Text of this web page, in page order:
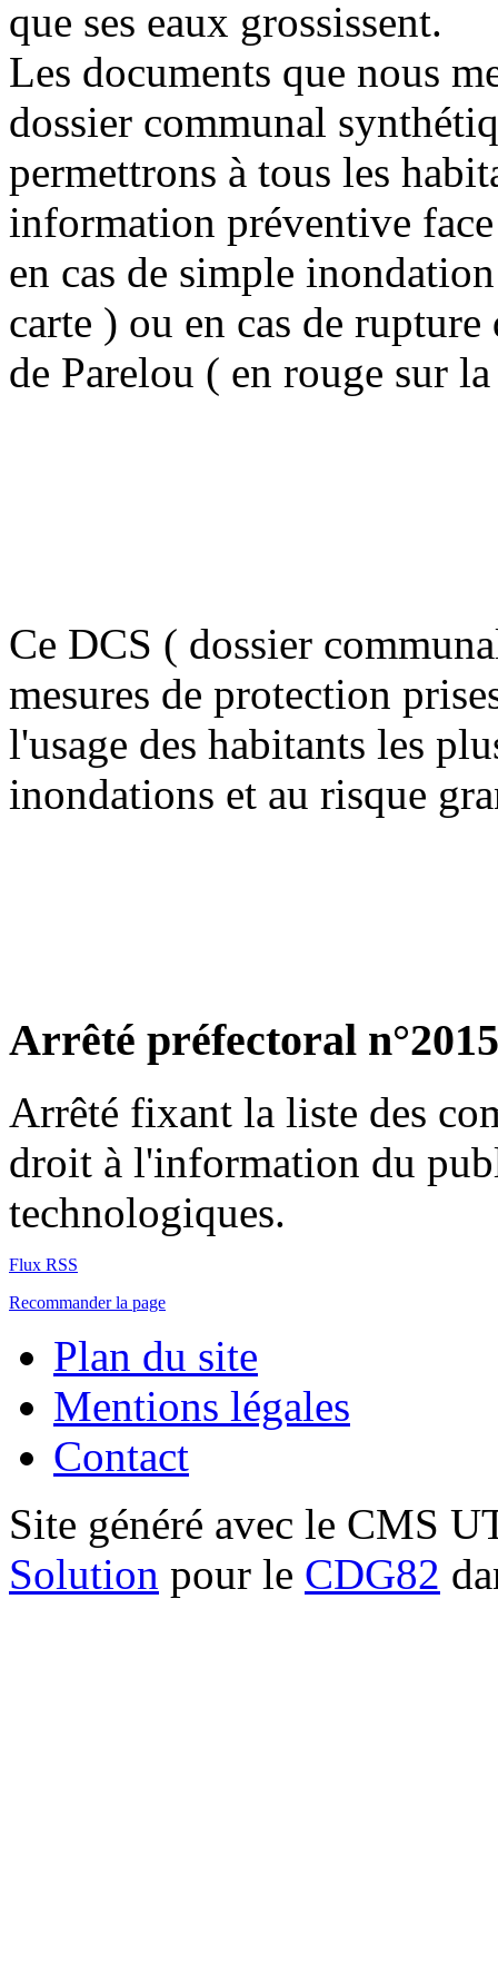
que ses eaux grossissent.
Les documents que nous
dossier communal
permettrons à tous les
information préventive
en cas de simple
carte ) ou en cas de
de Parelou ( en rouge sur
Ce DCS ( dossier
mesures de protection
l'usage des habitants les
inondations et au risque
Arrêté préfectoral
Arrêté fixant la liste des
droit à l'information du
technologiques.
Flux RSS
Recommander la page
Plan du site
Mentions légales
Contact
Site généré avec le CMS
Solution pour le CDG82